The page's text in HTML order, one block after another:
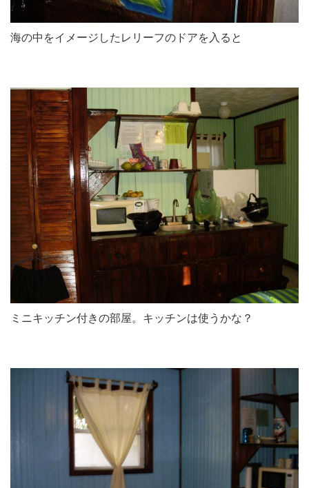
海の中をイメージしたレリーフのドアを入ると
ミニキッチン付きの部屋。キッチンは使うかな？